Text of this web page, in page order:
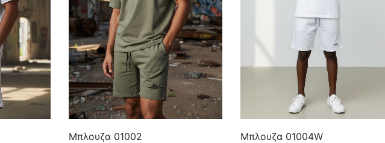
Μπλουζα 01002
Μπλουζα 01004W